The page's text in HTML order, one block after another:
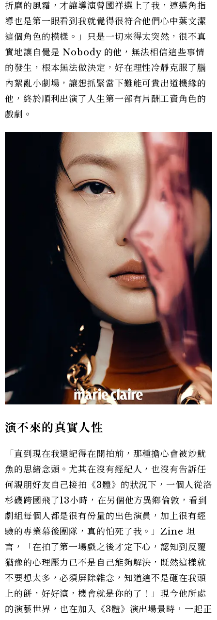
折磨的風霜，才讓導演曾國祥選上了我，連選角指
導也是第一眼看到我就覺得很符合他們心中葉文潔
這個角色的模樣。」只是一切來得太突然，很不真
實地讓自覺是 Nobody 的他，無法相信這些事情
的發生，根本無法做決定，好在理性冷靜克服了腦
內絮亂小劇場，讓想抓緊當下難能可貴出道機緣的
他，終於順利出演了人生第一部有片酬工資角色的
戲劇。
演不來的真實人性
「直到現在我還記得在開拍前，那種擔心會被炒魷
魚的思緒念頭。尤其在沒有經紀人，也沒有告訴任
何親朋好友自己接拍《3體》的狀況下，一個人從洛
杉磯跨國飛了13小時，在另個他方異鄉倫敦，看到
劇組每個人都是很有份量的出色演員，加上很有經
驗的專業幕後團隊，真的怕死了我。」Zine 坦
言，「在拍了第一場戲之後才定下心，認知到反覆
猶豫的心理壓力已不是自己能夠解決，既然這樣就
不要想太多，必須屏除雜念，知道這不是砸在我頭
上的餅，好好演，機會就是你的了！」現今他所處
的演藝世界，也在加入《3體》演出場景時，一起正